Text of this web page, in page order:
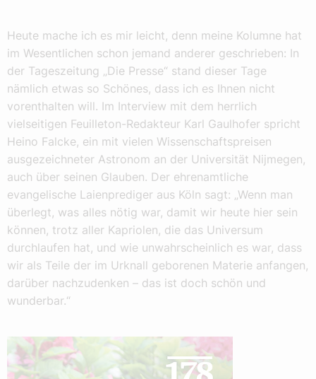
Heute mache ich es mir leicht, denn meine Kolumne hat
im Wesentlichen schon jemand anderer geschrieben: In
der Tageszeitung „Die Presse“ stand dieser Tage
nämlich etwas so Schönes, dass ich es Ihnen nicht
vorenthalten will. Im Interview mit dem herrlich
vielseitigen Feuilleton-Redakteur Karl Gaulhofer spricht
Heino Falcke, ein mit vielen Wissenschaftspreisen
ausgezeichneter Astronom an der Universität Nijmegen,
auch über seinen Glauben. Der ehrenamtliche
evangelische Laienprediger aus Köln sagt: „Wenn man
überlegt, was alles nötig war, damit wir heute hier sein
können, trotz aller Kapriolen, die das Universum
durchlaufen hat, und wie unwahrscheinlich es war, dass
wir als Teile der im Urknall geborenen Materie anfangen,
darüber nachzudenken – das ist doch schön und
wunderbar.“